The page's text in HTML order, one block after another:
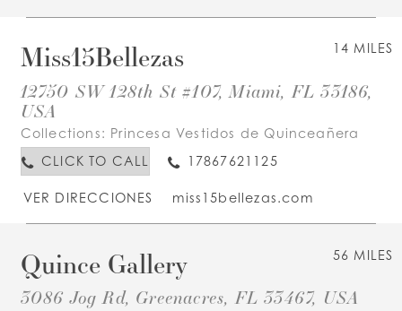
14 MILES
Miss15Bellezas
12750 SW 128th St #107, Miami, FL 33186,
USA
Collections: Princesa Vestidos de Quinceañera
CLICK TO CALL
17867621125
VER DIRECCIONES miss15bellezas.com
56 MILES
Quince Gallery
3086 Jog Rd, Greenacres, FL 33467, USA